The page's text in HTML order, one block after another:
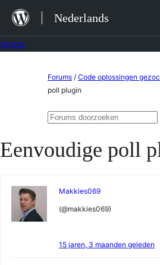
naar
de
Nederlands
Forums / Code oplossingen
poll plugin
Zoeken
Eenvoudige poll
Makkies069
(@makkies069)
15 jaren, 3 maanden geleden